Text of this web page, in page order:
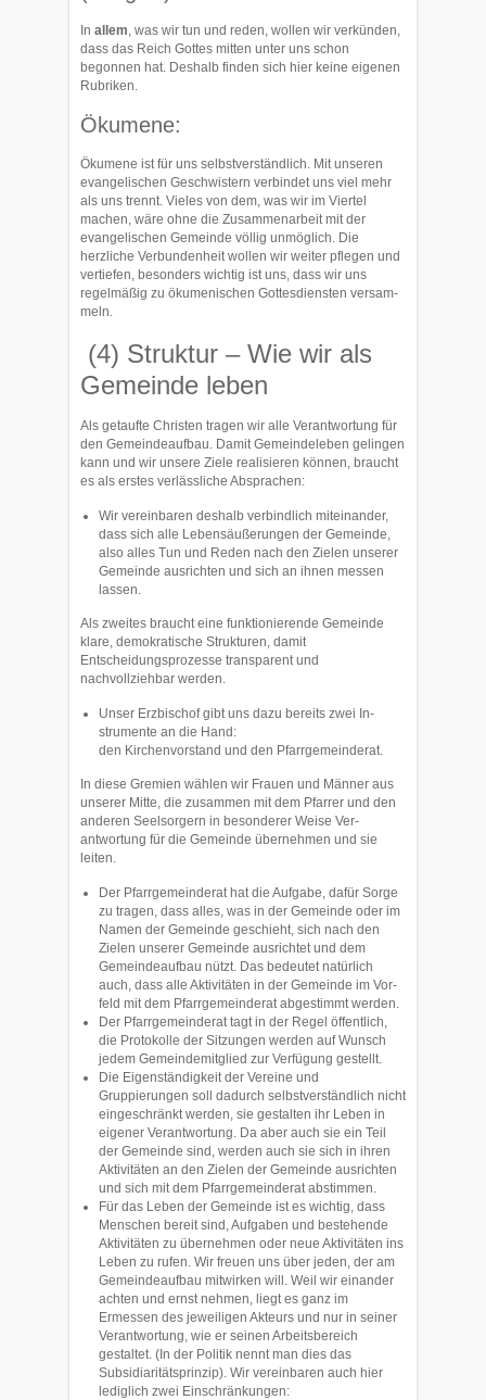
In allem, was wir tun und reden, wollen wir verkünden,
dass das Reich Gottes mit­ten unter uns schon
begonnen hat. Deshalb finden sich hier keine eigenen
Rubri­ken.
Ökumene:
Ökumene ist für uns selbstverständlich. Mit unseren
evan­gelischen Geschwis­tern verbindet uns viel mehr
als uns trennt. Vieles von dem, was wir im Viertel
machen, wäre ohne die Zusammenarbeit mit der
evangelischen Ge­meinde völ­lig unmöglich. Die
herzliche Verbundenheit wol­len wir weiter pflegen und
ver­tiefen, besonders wichtig ist uns, dass wir uns
regelmäßig zu ökumenischen Gottes­diensten versam­
meln.
(4) Struktur – Wie wir als
Gemeinde leben
Als getaufte Christen tragen wir alle Verantwortung für
den Gemeindeaufbau. Damit Gemeindeleben gelingen
kann und wir unsere Ziele realisieren können, braucht
es als erstes verlässliche Absprachen:
Wir vereinbaren deshalb verbindlich miteinander,
dass sich alle Lebensäuße­run­gen der Gemeinde,
also alles Tun und Reden nach den Zielen unse­rer
Ge­meinde ausrichten und sich an ihnen mes­sen
lassen.
Als zweites braucht eine funktionierende Gemeinde
klare, demokra­tische Struktu­ren, damit
Entscheidungsprozesse transparent und
nachvollziehbar werden.
Unser Erzbischof gibt uns dazu bereits zwei In­
strumente an die Hand:
den Kirchenvorstand und den Pfarrgemeinderat.
In diese Gremien wählen wir Frauen und Männer aus
unse­rer Mitte, die zu­sam­men mit dem Pfarrer und den
anderen Seelsorgern in besonderer Weise Ver­
antwortung für die Ge­meinde übernehmen und sie
leiten.
Der Pfarrgemeinderat hat die Aufgabe, dafür Sorge
zu tragen, dass alles, was in der Gemeinde oder im
Namen der Gemeinde geschieht, sich nach den
Zielen unserer Gemeinde ausrichtet und dem
Gemeindeaufbau nützt. Das bedeutet natürlich
auch, dass alle Aktivitäten in der Gemeinde im Vor­
feld mit dem Pfarr­gemeinderat abgestimmt werden.
Der Pfarrgemeinderat tagt in der Regel öffentlich,
die Protokolle der Sitzungen werden auf Wunsch
jedem Gemeindemitglied zur Verfügung gestellt.
Die Eigenständigkeit der Vereine und
Gruppierungen soll da­durch selbstver­stä­nd­lich nicht
eingeschränkt werden, sie gestal­ten ihr Leben in
eigener Verant­wortung. Da aber auch sie ein Teil
der Gemeinde sind, wer­den auch sie sich in ihren
Aktivitäten an den Zielen der Gemeinde aus­rich­ten
und sich mit dem Pfarr­ge­meinderat abstimmen.
Für das Leben der Gemeinde ist es wichtig, dass
Menschen be­reit sind, Auf­ga­ben und bestehende
Aktivitäten zu übernehmen oder neue Aktivitäten ins
Leben zu rufen. Wir freuen uns über je­den, der am
Gemeindeaufbau mitwirken will. Weil wir einander
achten und ernst nehmen, liegt es ganz im
Ermessen des je­wei­ligen Akteurs und nur in seiner
Verantwortung, wie er seinen Ar­beitsbereich
gestaltet. (In der Politik nennt man dies das
Subsidia­ritätsprinzip). Wir vereinba­ren auch hier
lediglich zwei Einschränkungen: